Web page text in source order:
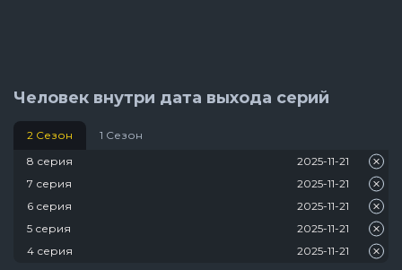
Человек внутри дата выхода серий
2 Сезон
1 Сезон
8 серия
2025-11-21
7 серия
2025-11-21
6 серия
2025-11-21
5 серия
2025-11-21
4 серия
2025-11-21